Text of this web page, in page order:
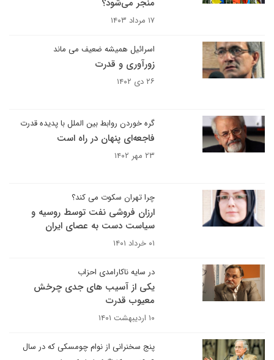
منجر می‌شود؟
۱۷ مرداد ۱۴۰۳
اسرائیل همیشه ضعیف می ماند
زورآوری و قدرت
۲۶ دی ۱۴۰۲
گره خوردن روابط بین الملل با پدیده قدرت
فاجعه‌ای پنهان در راه است
۲۳ مهر ۱۴۰۲
چرا تهران سکوت می کند؟
ارزان فروشی نفت توسط روسیه و
سیاست دست به عصای ایران
۰۱ خرداد ۱۴۰۱
در سایه ناکارامدی احزاب
یکی از آسیب های جدی چرخش
معیوب قدرت
۱۰ اردیبهشت ۱۴۰۱
پنج سخنرانی از نوام چومسکی که در سال